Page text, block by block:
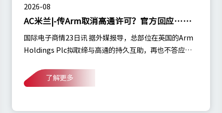
2026-08
AC米兰|-传Arm取消高通许可？官方回应……
国际电子商情23日讯 据外媒报导，总部位在英国的Arm
Holdings Plc拟取缔与高通的持久互助，再也不答应高
两边也都赐与了倔强的答复……
了解更多